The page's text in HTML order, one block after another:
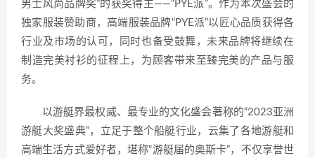
男士风尚品牌奖”的获奖得主——“PYE派”。作为本次盛会的
独家服装赞助商，高端服装品牌“PYE派”以匠心品质获得各
行业及市场的认可，同时也备受鼓舞，未来品牌将继续在
制造完美衬衫的征程上，为顾客带来至臻完美的产品与服
务。
以游艇界最权威、最专业的文化盛会著称的“2023亚洲
游艇大奖盛典”，立足于整个船艇行业，云集了各地游艇和
高端生活方式爱好者，堪称“游艇届的奥斯卡”，不仅享誉世